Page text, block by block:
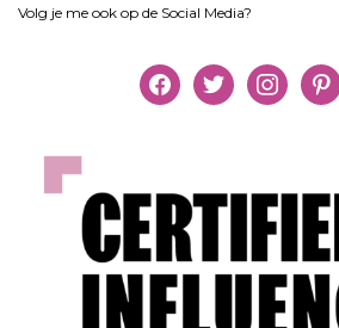
Volg je me ook op de Social Media?
facebooktwitter instagram